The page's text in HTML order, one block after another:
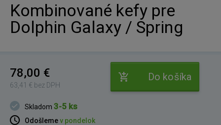
Kombinované kefy pre
Dolphin Galaxy / Spring
78,00 €
63,41 € bez DPH
Do košíka
Skladom3-5 ks
Odošlemev pondelok